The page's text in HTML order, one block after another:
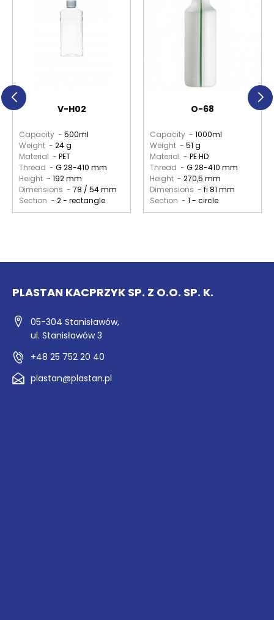
V-H02
Capacity - 500ml
Weight - 24 g
Material - PET
Thread - G 28-410 mm
Height - 192 mm
Dimensions - 78 / 54 mm
Section - 2 - rectangle
O-68
Capacity - 1000ml
Weight - 51 g
Material - PE HD
Thread - G 28-410 mm
Height - 270,5 mm
Dimensions - fi 81 mm
Section - 1 - circle
PLASTAN KACPRZYK SP. Z O.O. SP. K.
05-304 Stanisławów,
ul. Stanisławów 3
+48 25 752 20 40
plastan@plastan.pl